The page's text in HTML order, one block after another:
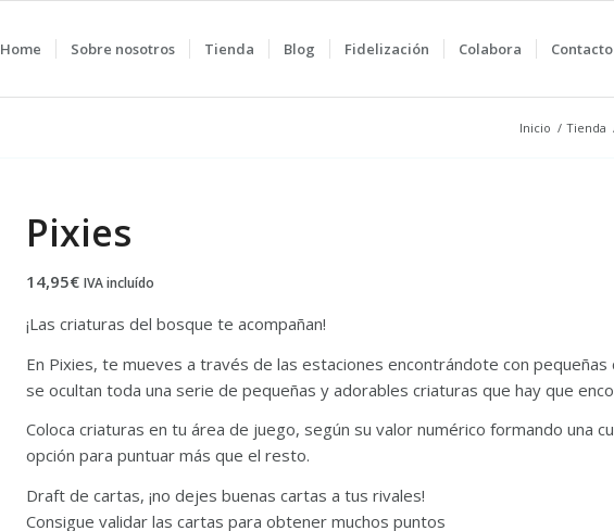
Home Sobre nosotros Tienda Blog Fidelización Colabora Contacto
Inicio / Tienda
Pixies
14,95€ IVA incluído
¡Las criaturas del bosque te acompañan!
En Pixies, te mueves a través de las estaciones encontrándote con pequeñas
se ocultan toda una serie de pequeñas y adorables criaturas que hay que
Coloca criaturas en tu área de juego, según su valor numérico formando una
opción para puntuar más que el resto.
Draft de cartas, ¡no dejes buenas cartas a tus rivales!
Consigue validar las cartas para obtener muchos puntos